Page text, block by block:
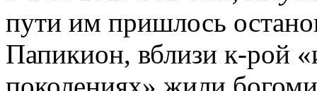
пути им пришлось
Папикион, вблизи к-рой